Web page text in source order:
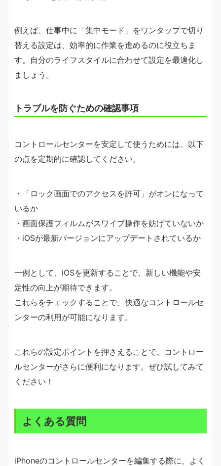
例えば、仕事中に「集中モード」をワンタップで切り
替える設定は、効率的に作業を進めるのに役立ちま
す。自分のライフスタイルに合わせて設定を最適化し
ましょう。
トラブルを防ぐための確認事項
コントロールセンターを安定して使うためには、以下
の点を定期的に確認してください。
・「ロック画面でのアクセスを許可」がオンになって
いるか
・画面保護フィルムがスワイプ操作を妨げていないか
・iOSが最新バージョンにアップデートされているか
一例として、iOSを更新することで、新しい機能や安
定性の向上が期待できます。
これらをチェックすることで、快適なコントロールセ
ンターの利用が可能になります。
これらの設定ポイントを押さえることで、コントロー
ルセンターがさらに便利になります。ぜひ試してみて
ください！
よくある質問
iPhoneのコントロールセンターを編集する際に、よく